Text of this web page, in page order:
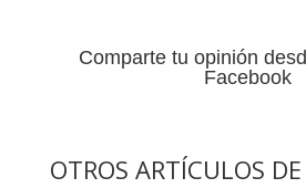
Comparte tu opinión
Facebook
OTROS ARTÍCULOS